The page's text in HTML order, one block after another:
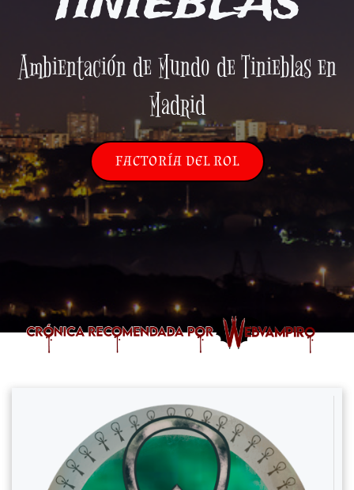
Ambientación de Mundo de Tinieblas en
Madrid
FACTORÍA DEL ROL